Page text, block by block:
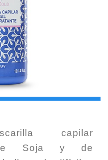
capilar
de Soja y de